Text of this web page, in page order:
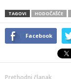
TAGOVI HODOČAŠĆE
Facebook
Prethodni članak